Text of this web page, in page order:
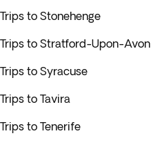
Trips to Stonehenge
Trips to Stratford-Upon-Avon
Trips to Syracuse
Trips to Tavira
Trips to Tenerife